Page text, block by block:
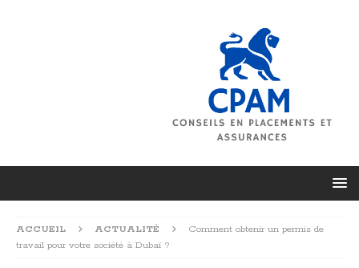
ACCUEIL ACTUALITÉ
Comment obtenir un permis de
travail pour votre société à Dubaï ?